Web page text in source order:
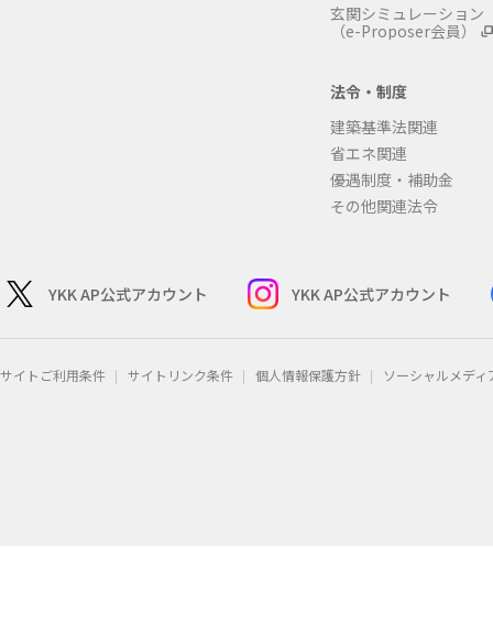
玄関シミュレーション
（e-Proposer会員）
法令・制度
建築基準法関連
省エネ関連
優遇制度・補助金
その他関連法令
YKK AP公式アカウント YKK AP公式アカウント
サイトご利用条件 サイトリンク条件 個人情報保護方針 ソーシャルメデ